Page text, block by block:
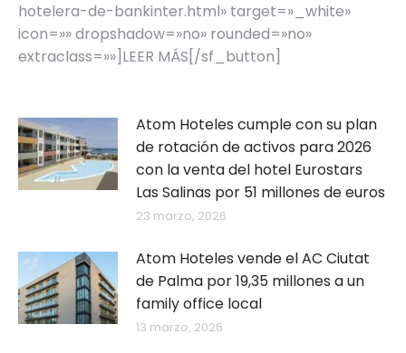
hotelera-de-bankinter.html» target=»_white»
icon=»» dropshadow=»no» rounded=»no»
extraclass=»»]LEER MÁS[/sf_button]
Atom Hoteles cumple con su plan
de rotación de activos para 2026
con la venta del hotel Eurostars
Las Salinas por 51 millones de euros
23 marzo, 2026
Atom Hoteles vende el AC Ciutat
de Palma por 19,35 millones a un
family office local
13 marzo, 2026